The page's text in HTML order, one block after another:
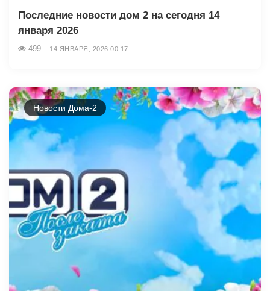
Последние новости дом 2 на сегодня 14
января 2026
499 14 ЯНВАРЯ, 2026 00:17
Новости Дома-2